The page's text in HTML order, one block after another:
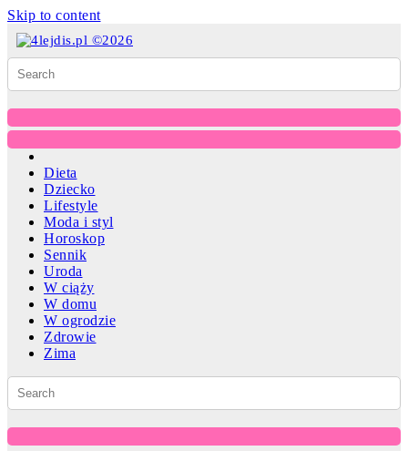
Skip to content
Dieta
Dziecko
Lifestyle
Moda i styl
Horoskop
Sennik
Uroda
W ciąży
W domu
W ogrodzie
Zdrowie
Zima